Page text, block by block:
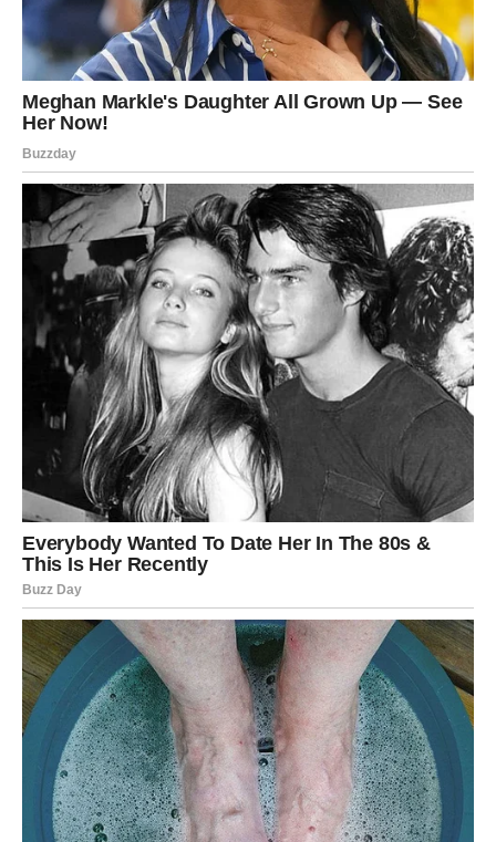
Na poslu se može pojaviti prilika da rešite problem koji
vas je dugo mučio.
U ljubavi su mogući iskreni razgovori koji donose
Vaga
Vage ulaze u period karmičke ravnoteže. Ako ste u
poslednje vreme davali mnogo energije drugima, sada
možete dobiti podršku i pažnju zauzvrat.
Ovo je vreme kada se odnosi stabilizuju i kada dolazi do
razjašnjenja.
U ljubavi su mogući romantični trenuci i nova poznanstva
koja donose radost.
Škorpija
Škorpije u drugoj polovini marta imaju snažnu intuiciju.
Karma može razotkriti skrivene namere ljudi oko vas.
Možda ćete primetiti stvari koje ranije niste videli ili
shvatiti pravu prirodu jednog odnosa.
U ljubavi emocije mogu biti veoma intenzivne i doneti
važne odluke.